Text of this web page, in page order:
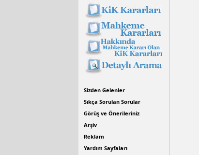
Sizden Gelenler
Sıkça Sorulan Sorular
Görüş ve Önerileriniz
Arşiv
Reklam
Yardım Sayfaları